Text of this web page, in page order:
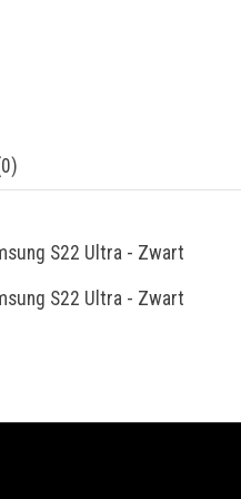
S22 Ultra - Zwart
S22 Ultra - Zwart